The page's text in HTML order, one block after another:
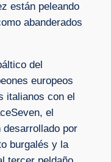
están peleando
abanderados
del
europeos
italianos con el
el
por
burgalés y la